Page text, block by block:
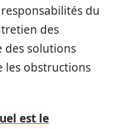
du
des
des solutions
les obstructions
est le